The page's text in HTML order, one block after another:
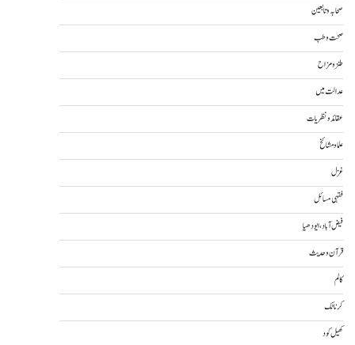
صحابہ و تابعین
صحت و طب
طنز و مزاح
عدالت میں
عقائد و نظریات
علما و مشائخ
غزل
فقہی مسائل
فیض آباد، ایودھیا
قرآن و حدیث
کالم
کرناٹک
کھیل کود